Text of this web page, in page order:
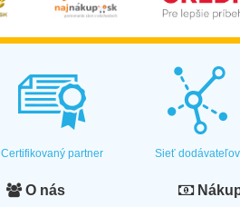
Certifikovaný partner Sieť dodávateľov
O nás